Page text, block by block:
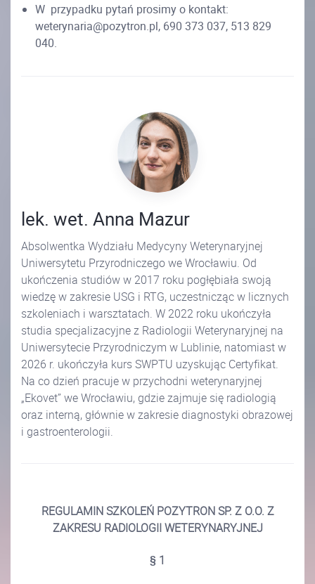
W przypadku pytań prosimy o kontakt:
weterynaria@pozytron.pl, 690 373 037, 513 829
040.
lek. wet. Anna Mazur
Absolwentka Wydziału Medycyny Weterynaryjnej
Uniwersytetu Przyrodniczego we Wrocławiu. Od
ukończenia studiów w 2017 roku pogłębiała swoją
wiedzę w zakresie USG i RTG, uczestnicząc w licznych
szkoleniach i warsztatach. W 2022 roku ukończyła
studia specjalizacyjne z Radiologii Weterynaryjnej na
Uniwersytecie Przyrodniczym w Lublinie, natomiast w
2026 r. ukończyła kurs SWPTU uzyskując Certyfikat.
Na co dzień pracuje w przychodni weterynaryjnej
„Ekovet” we Wrocławiu, gdzie zajmuje się radiologią
oraz interną, głównie w zakresie diagnostyki obrazowej
i gastroenterologii.
REGULAMIN SZKOLEŃ POZYTRON SP. Z O.O. Z
ZAKRESU RADIOLOGII WETERYNARYJNEJ
§ 1